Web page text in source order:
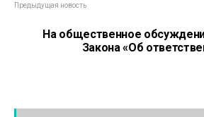
Предыдущая новость
На общественное
Закона «Об